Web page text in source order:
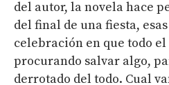
del autor, la novela hace
del final de una fiesta,
celebración en que todo
procurando salvar algo,
derrotado del todo. Cual